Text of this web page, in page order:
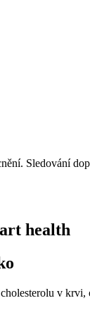
Sledování
health
v